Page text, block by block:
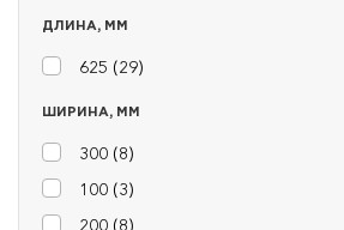
ДЛИНА, ММ
625 (29)
ШИРИНА, ММ
300 (8)
100 (3)
200 (8)